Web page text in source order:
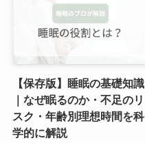
【保存版】睡眠の基礎知識
｜なぜ眠るのか・不足のリ
スク・年齢別理想時間を科
学的に解説